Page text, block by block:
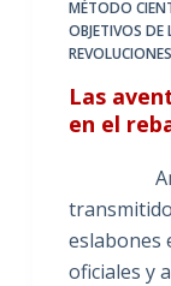
MÉTODO
OBJETIVOS
REVOLUCIONES
Las
en el
eslabones
oficiales y